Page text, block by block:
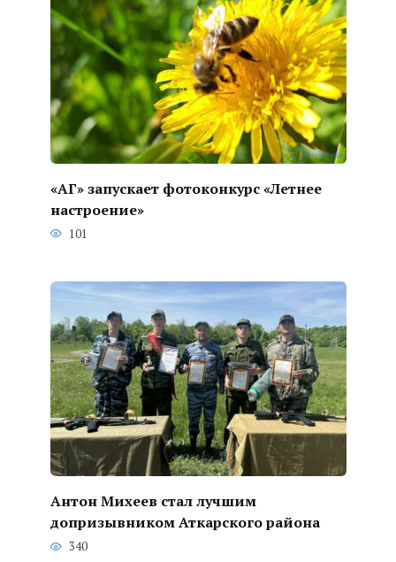
«АГ» запускает фотоконкурс «Летнее
настроение»
101
Антон Михеев стал лучшим
допризывником Аткарского района
340